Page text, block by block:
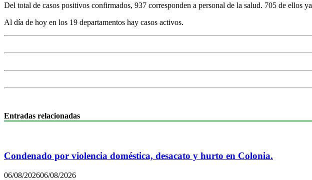
Del total de casos positivos confirmados, 937 corresponden a personal de la salud. 705 de ellos
Al día de hoy en los 19 departamentos hay casos activos.
Entradas relacionadas
Condenado por violencia doméstica, desacato y hurto en Colonia.
06/08/202606/08/2026